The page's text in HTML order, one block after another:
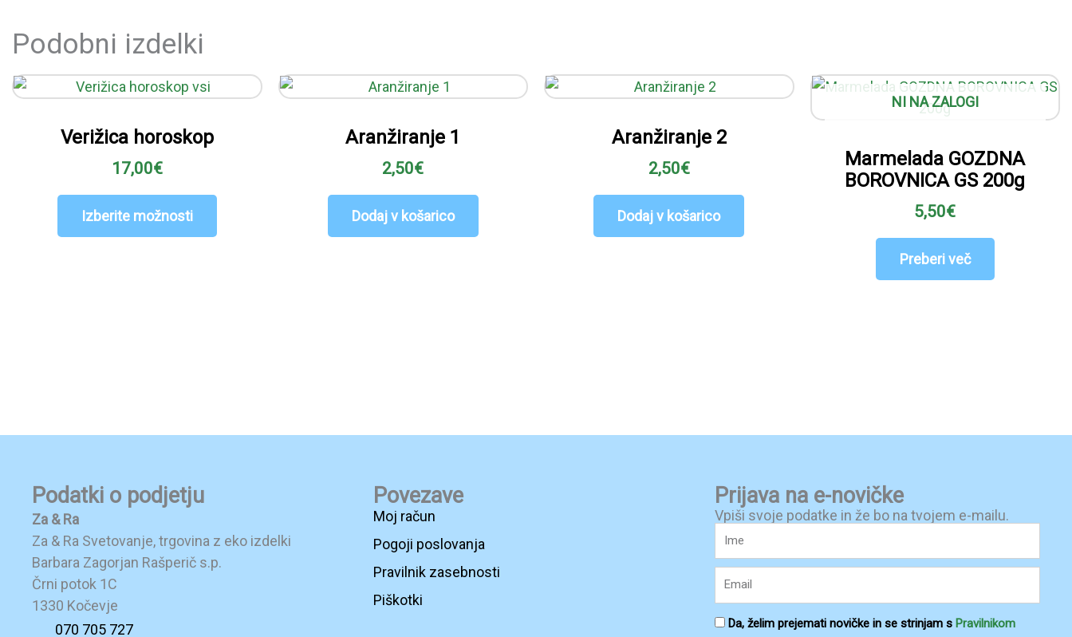
Podobni izdelki
Verižica horoskop
17,00€
Izberite možnosti
Ta
ima
več
različic.
Možnosti
lahko
izberete
Aranžiranje 1
2,50€
Dodaj v košarico
Aranžiranje 2
2,50€
Dodaj v košarico
NI NA ZALOGI
Marmelada GOZDNA
BOROVNICA GS 200g
5,50€
Preberi več
Podatki o podjetju
Za & Ra
Za & Ra Svetovanje, trgovina z eko izdelki
Barbara Zagorjan Rašperič s.p.
Črni potok 1C
1330 Kočevje
070 705 727
Povezave
Moj račun
Pogoji poslovanja
Pravilnik zasebnosti
Piškotki
Prijava na e-novičke
Vpiši svoje podatke in že bo na tvojem e-mailu.
Ime
Email
PogojiDa, želim prejemati novičke in se strinjam s Pravilnikom